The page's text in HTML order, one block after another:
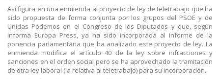
Así figura en una enmienda al proyecto de ley de teletrabajo que ha
sido propuesta de forma conjunta por los grupos del PSOE y de
Unidas Podemos en el Congreso de los Diputados y que, según
informa Europa Press, ya ha sido incorporada al informe de la
ponencia parlamentaria que ha analizado este proyecto de ley. La
enmienda modifica el artículo 40 de la ley sobre infracciones y
sanciones en el orden social pero se ha aprovechado la tramitación
de otra ley laboral (la relativa al teletrabajo) para su incorporación.